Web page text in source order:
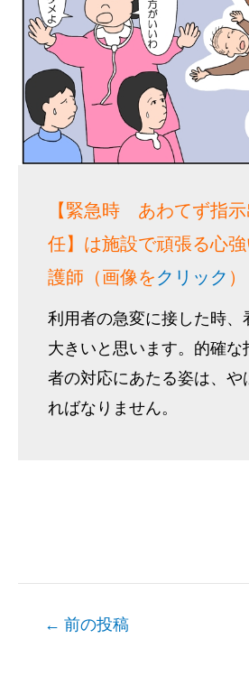
【緊急時 あわてず指
任】は施設で頑張る心
護師（画像をクリック ）
利用者の急変に接した時、
大きいと思います。的確な
者の対応にあたる姿は、や
ればなりません。
← 前の投稿